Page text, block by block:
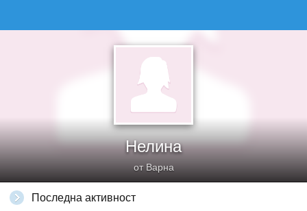
Нелина
от Варна
Последна активност